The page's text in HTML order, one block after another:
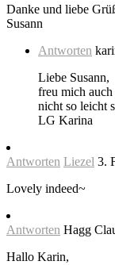
Danke und liebe
Susann
Antworten
Liebe Susann,
freu mich
nicht so leicht
LG Karina
Antworten Liezel 3.
Lovely indeed~
Antworten Hagg
Hallo Karin,